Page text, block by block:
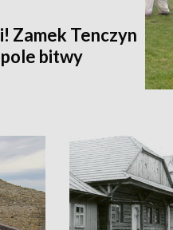
Zamek Tenczyn
pole bitwy